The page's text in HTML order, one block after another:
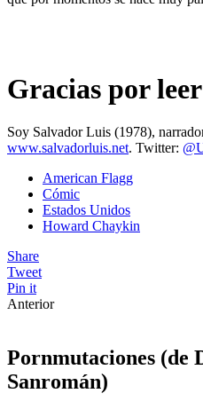
Gracias por
Soy Salvador Luis (1978),
www.salvadorluis.net. Twitter:
American Flagg
Cómic
Estados Unidos
Howard Chaykin
Share
Tweet
Pin it
Anterior
Pornmutaciones (de
Sanromán)